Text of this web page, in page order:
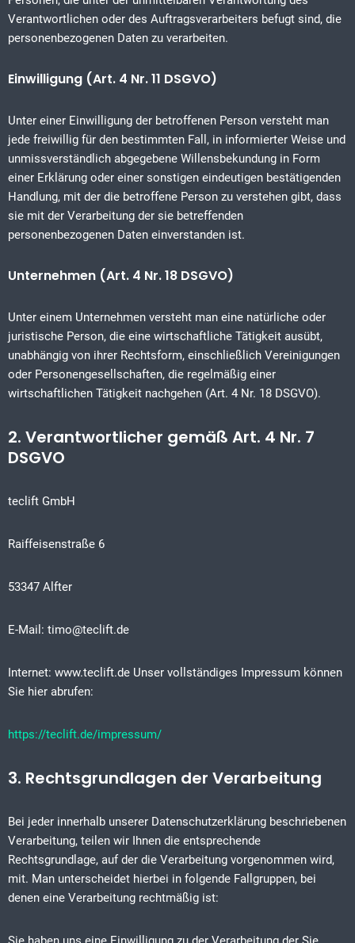
Verantwortlichen oder des Auftragsverarbeiters befugt sind, die
personenbezogenen Daten zu verarbeiten.
Einwilligung (Art. 4 Nr. 11 DSGVO)
Unter einer Einwilligung der betroffenen Person versteht man
jede freiwillig für den bestimmten Fall, in informierter Weise und
unmissverständlich abgegebene Willensbekundung in Form
einer Erklärung oder einer sonstigen eindeutigen bestätigenden
Handlung, mit der die betroffene Person zu verstehen gibt, dass
sie mit der Verarbeitung der sie betreffenden
personenbezogenen Daten einverstanden ist.
Unternehmen (Art. 4 Nr. 18 DSGVO)
Unter einem Unternehmen versteht man eine natürliche oder
juristische Person, die eine wirtschaftliche Tätigkeit ausübt,
unabhängig von ihrer Rechtsform, einschließlich Vereinigungen
oder Personengesellschaften, die regelmäßig einer
wirtschaftlichen Tätigkeit nachgehen (Art. 4 Nr. 18 DSGVO).
2. Verantwortlicher gemäß Art. 4 Nr. 7
DSGVO
teclift GmbH
Raiffeisenstraße 6
53347 Alfter
E-Mail: timo@teclift.de
Internet: www.teclift.de Unser vollständiges Impressum können
Sie hier abrufen:
https://teclift.de/impressum/
3. Rechtsgrundlagen der Verarbeitung
Bei jeder innerhalb unserer Datenschutzerklärung beschriebenen
Verarbeitung, teilen wir Ihnen die entsprechende
Rechtsgrundlage, auf der die Verarbeitung vorgenommen wird,
mit. Man unterscheidet hierbei in folgende Fallgruppen, bei
denen eine Verarbeitung rechtmäßig ist: